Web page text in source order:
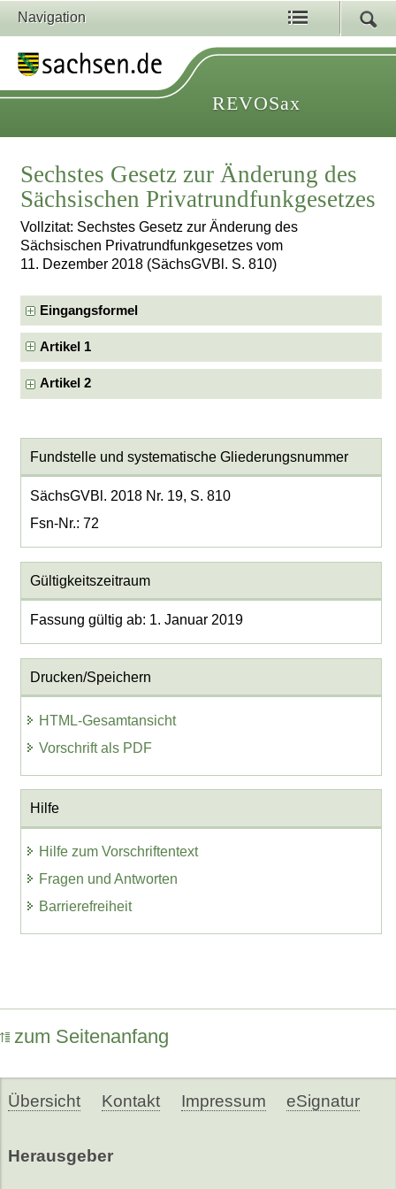
Navigation
REVOSax
Sechstes Gesetz zur Änderung des
Sächsischen Privatrundfunkgesetzes
Vollzitat: Sechstes Gesetz zur Änderung des
Sächsischen Privatrundfunkgesetzes vom
11. Dezember 2018 (SächsGVBl. S. 810)
Eingangsformel
Artikel 1
Artikel 2
Fundstelle und systematische Gliederungsnummer
SächsGVBl. 2018 Nr. 19, S. 810
Fsn-Nr.: 72
Gültigkeitszeitraum
Fassung gültig ab: 1. Januar 2019
Drucken/Speichern
HTML-Gesamtansicht
Vorschrift als PDF
Hilfe
Hilfe zum Vorschriftentext
Fragen und Antworten
Barrierefreiheit
zum Seitenanfang
Übersicht Kontakt Impressum eSignatur
Herausgeber